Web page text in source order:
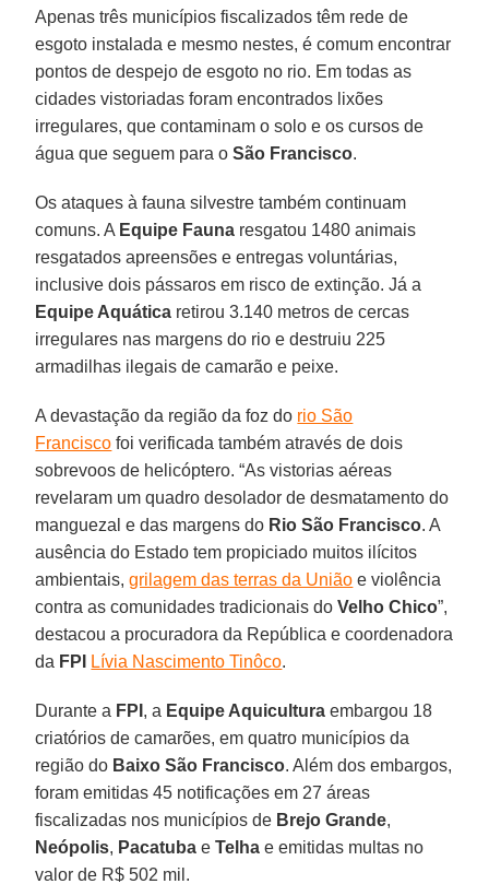
Apenas três municípios fiscalizados têm rede de
esgoto instalada e mesmo nestes, é comum encontrar
pontos de despejo de esgoto no rio. Em todas as
cidades vistoriadas foram encontrados lixões
irregulares, que contaminam o solo e os cursos de
água que seguem para oSão Francisco.
Os ataques à fauna silvestre também continuam
comuns. A Equipe Fauna resgatou 1480 animais
resgatados apreensões e entregas voluntárias,
inclusive dois pássaros em risco de extinção. Já a
Equipe Aquática retirou 3.140 metros de cercas
irregulares nas margens do rio e destruiu 225
armadilhas ilegais de camarão e peixe.
A devastação da região da foz do rio São
Francisco foi verificada também através de dois
sobrevoos de helicóptero. “As vistorias aéreas
revelaram um quadro desolador de desmatamento do
manguezal e das margens do Rio São Francisco. A
ausência do Estado tem propiciado muitos ilícitos
ambientais,grilagem das terras da União e violência
contra as comunidades tradicionais doVelho Chico”,
destacou a procuradora da República e coordenadora
da FPI Lívia Nascimento Tinôco.
Durante a FPI , a Equipe Aquicultura embargou 18
criatórios de camarões, em quatro municípios da
região do Baixo São Francisco. Além dos embargos,
foram emitidas 45 notificações em 27 áreas
fiscalizadas nos municípios de Brejo Grande,
Neópolis, Pacatuba eTelha e emitidas multas no
valor de R$ 502 mil.